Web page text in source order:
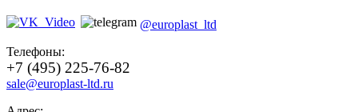
@europlast_ltd
Телефоны:
+7 (495) 225-76-82
sale@europlast-ltd.ru